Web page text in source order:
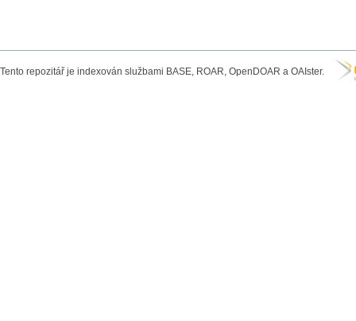
Tento repozitář je indexován službami BASE, ROAR, OpenDOAR a OAIster.